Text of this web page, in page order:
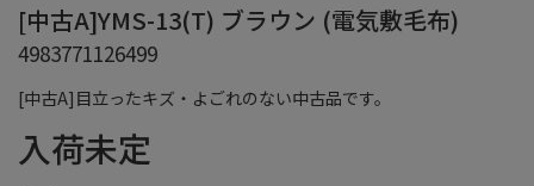
[中古A]目立ったキズ・よごれのない中古品です。
[中古A]YMS-13(T) ブラウン (電気敷毛布)
4983771126499
入荷未定